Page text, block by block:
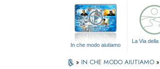
In che modo aiutiamo
La Via
» IN CHE MODO AIUTIAMO »